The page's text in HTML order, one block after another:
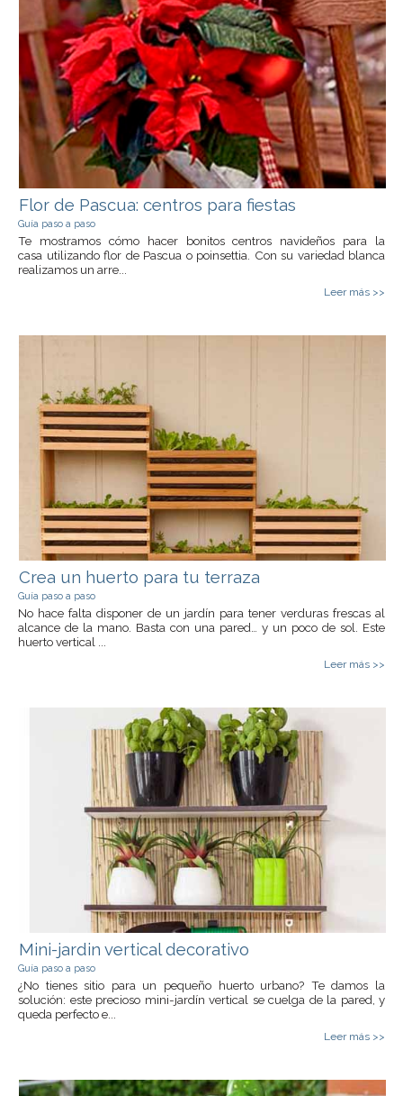
Flor de Pascua: centros para fiestas
Guía paso a paso
Te mostramos cómo hacer bonitos centros navideños para la
casa utilizando flor de Pascua o poinsettia. Con su variedad blanca
realizamos un arre...
Leer más >>
Crea un huerto para tu terraza
Guía paso a paso
No hace falta disponer de un jardín para tener verduras frescas al
alcance de la mano. Basta con una pared… y un poco de sol. Este
huerto vertical ...
Leer más >>
Mini-jardin vertical decorativo
Guía paso a paso
¿No tienes sitio para un pequeño huerto urbano? Te damos la
solución: este precioso mini-jardín vertical se cuelga de la pared, y
queda perfecto e...
Leer más >>